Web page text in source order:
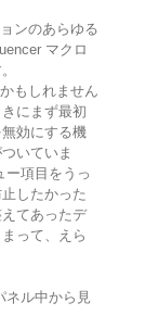
ンのあらゆる
マクロ
もしれません
にまず最初
効にする機
いていま
ー項目をうっ
したかった
てあったデ
って、えら
ネル中から見